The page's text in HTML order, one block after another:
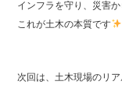
インフラを守り、災害
これが土木の本質です
次回は、土木現場のリ